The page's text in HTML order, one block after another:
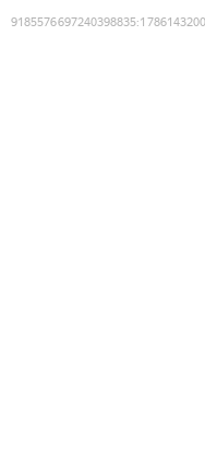
9185576697240398835:1786143200